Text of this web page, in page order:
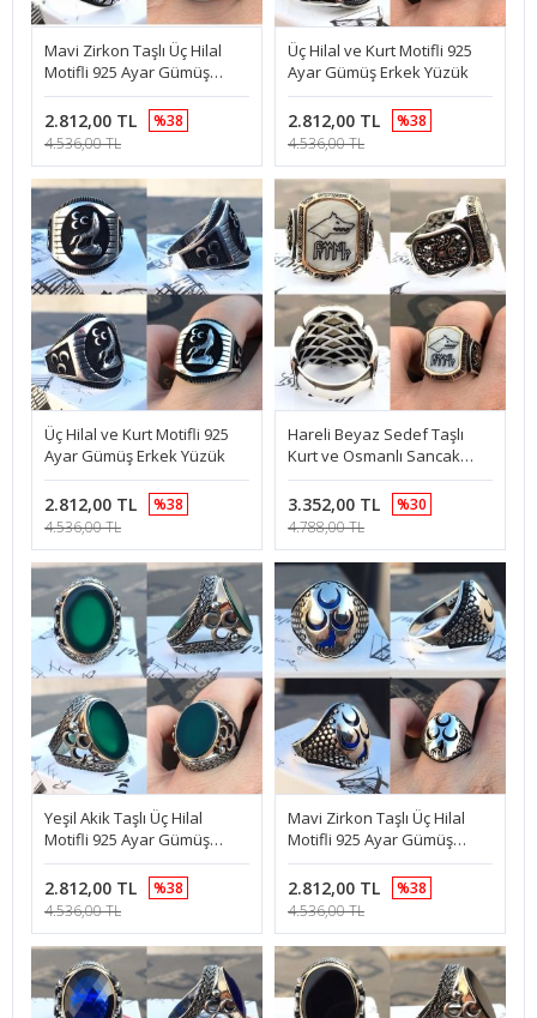
Mavi Zirkon Taşlı Üç Hilal
Motifli 925 Ayar Gümüş
Erkek Yüzük
2.812,00 TL
%38
4.536,00 TL
Üç Hilal ve Kurt Motifli 925
Ayar Gümüş Erkek Yüzük
2.812,00 TL
%38
4.536,00 TL
Üç Hilal ve Kurt Motifli 925
Ayar Gümüş Erkek Yüzük
2.812,00 TL
%38
4.536,00 TL
Hareli Beyaz Sedef Taşlı
Kurt ve Osmanlı Sancak
Motifli 925 Ayar Gümüş
Erkek Yüzük
3.352,00 TL
%30
4.788,00 TL
Yeşil Akik Taşlı Üç Hilal
Motifli 925 Ayar Gümüş
Erkek Yüzük
2.812,00 TL
%38
4.536,00 TL
Mavi Zirkon Taşlı Üç Hilal
Motifli 925 Ayar Gümüş
Yüzük
2.812,00 TL
%38
4.536,00 TL